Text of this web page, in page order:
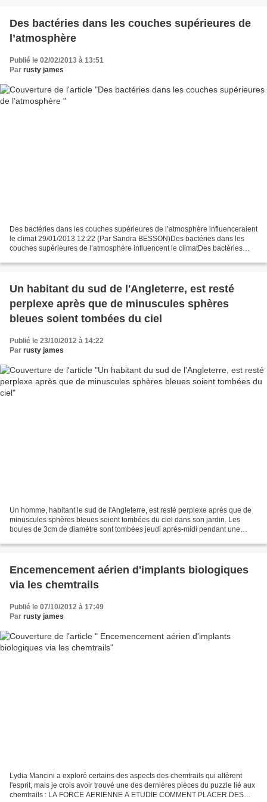
Des bactéries dans les couches supérieures de
l’atmosphère
Publié le 02/02/2013 à 13:51
Par rusty james
Des bactéries dans les couches supérieures de l’atmosphère influenceraient
le climat 29/01/2013 12:22 (Par Sandra BESSON)Des bactéries dans les
couches supérieures de l’atmosphère influencent le climatDes bactéries
Un habitant du sud de l'Angleterre, est resté
perplexe après que de minuscules sphères
bleues soient tombées du ciel
Publié le 23/10/2012 à 14:22
Par rusty james
Un homme, habitant le sud de l'Angleterre, est resté perplexe après que de
minuscules sphères bleues soient tombées du ciel dans son jardin. Les
boules de 3cm de diamètre sont tombées jeudi après-midi pendant une
Encemencement aérien d'implants biologiques
via les chemtrails
Publié le 07/10/2012 à 17:49
Par rusty james
Lydia Mancini a exploré certains des aspects des chemtrails qui altèrent
l'esprit, mais je crois avoir trouvé une des dernières pièces du puzzle lié aux
chemtrails : LA FORCE AERIENNE A ETUDIE COMMENT PLACER DES